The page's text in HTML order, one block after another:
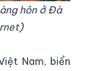
hôn ở Đà
Nam, biển